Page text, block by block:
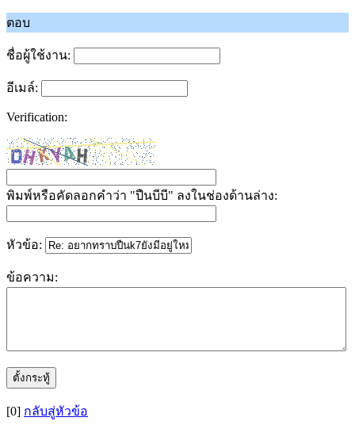
ตอบ
ชื่อผู้ใช้งาน:
อีเมล์:
Verification:
พิมพ์หรือคัดลอกคำว่า "ปืนบีบี" ลงในช่องด้านล่าง:
หัวข้อ:
ข้อความ:
[0] กลับสู่หัวข้อ